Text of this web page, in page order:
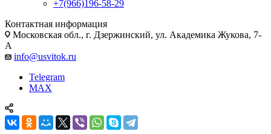
+7(966)196-58-29
Контактная информация
Московская обл., г. Дзержинский, ул. Академика Жукова, 7-
А
info@usvitok.ru
Telegram
MAX